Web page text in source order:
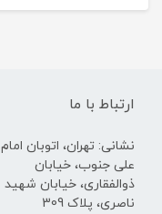
ارتباط با ما
نشانی: تهران، اتوبان امام
علی جنوب، خیابان
ذوالفقاری، خیابان شهید
ناصری، پلاک 309